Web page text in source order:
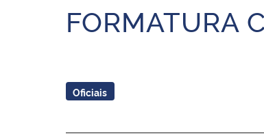
FORMATURA
Oficiais